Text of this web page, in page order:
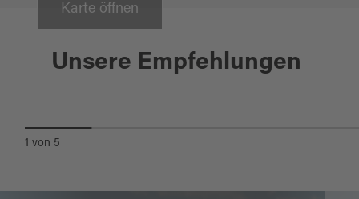
Karte öffnen
Unsere Empfehlungen
Bodenwöhr
1 von 5